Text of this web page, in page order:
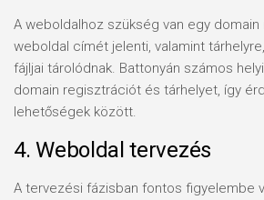
A weboldalhoz szükség van egy domain
weboldal címét jelenti, valamint
fájljai tárolódnak. Battonyán számos
domain regisztrációt és tárhelyet, így
lehetőségek között.
4. Weboldal tervezés
A tervezési fázisban fontos figyelembe